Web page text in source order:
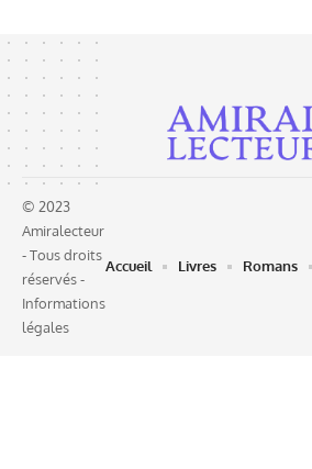
© 2023
Amiralecteur
- Tous droits
réservés -
Informations
légales
Accueil Livres Romans